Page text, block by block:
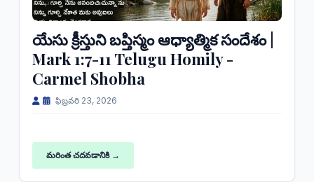
యేసు క్రీస్తుని బప్తిస్మం ఆధ్యాత్మిక సందేశం |
Mark 1:7-11 Telugu Homily -
Carmel Shobha
ఫిబ్రవరి 23, 2026
మరింత చదవడానికి →